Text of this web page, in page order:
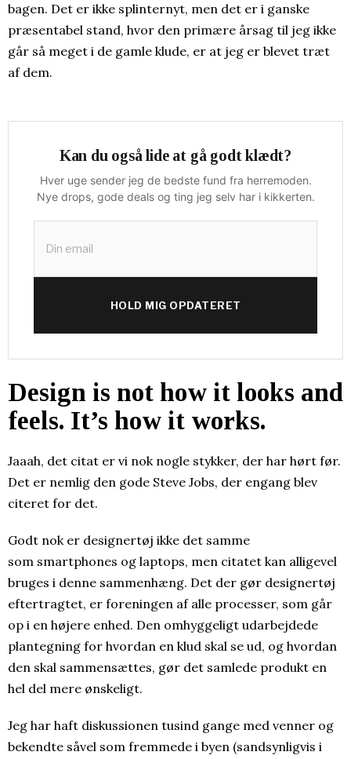
bagen. Det er ikke splinternyt, men det er i ganske
præsentabel stand, hvor den primære årsag til jeg ikke
går så meget i de gamle klude, er at jeg er blevet træt
af dem.
Kan du også lide at gå godt klædt?
Hver uge sender jeg de bedste fund fra herremoden.
Nye drops, gode deals og ting jeg selv har i kikkerten.
HOLD MIG OPDATERET
Design is not how it looks and
feels. It’s how it works.
Jaaah, det citat er vi nok nogle stykker, der har hørt før.
Det er nemlig den gode Steve Jobs, der engang blev
citeret for det.
Godt nok er designertøj ikke det samme
som smartphones og laptops, men citatet kan alligevel
bruges i denne sammenhæng. Det der gør designertøj
eftertragtet, er foreningen af alle processer, som går
op i en højere enhed. Den omhyggeligt udarbejdede
plantegning for hvordan en klud skal se ud, og hvordan
den skal sammensættes, gør det samlede produkt en
hel del mere ønskeligt.
Jeg har haft diskussionen tusind gange med venner og
bekendte såvel som fremmede i byen (sandsynligvis i